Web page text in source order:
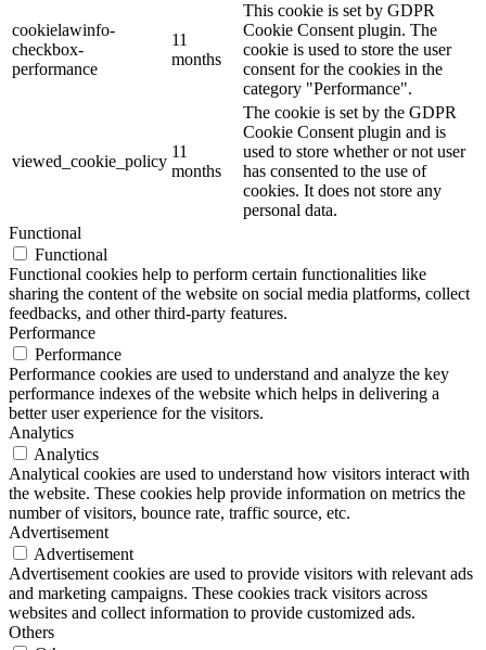
cookielawinfo-
checkbox-
performance
11
months
This cookie is set by GDPR
Cookie Consent plugin. The
cookie is used to store the user
consent for the cookies in the
category "Performance".
viewed_cookie_policy
11
months
The cookie is set by the GDPR
Cookie Consent plugin and is
used to store whether or not user
has consented to the use of
cookies. It does not store any
personal data.
Functional
Functional
Functional cookies help to perform certain functionalities like
sharing the content of the website on social media platforms, collect
feedbacks, and other third-party features.
Performance
Performance
Performance cookies are used to understand and analyze the key
performance indexes of the website which helps in delivering a
better user experience for the visitors.
Analytics
Analytics
Analytical cookies are used to understand how visitors interact with
the website. These cookies help provide information on metrics the
number of visitors, bounce rate, traffic source, etc.
Advertisement
Advertisement
Advertisement cookies are used to provide visitors with relevant ads
and marketing campaigns. These cookies track visitors across
websites and collect information to provide customized ads.
Others